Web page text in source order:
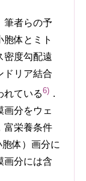
筆者らの予
体とミト
密度勾配遠
ドリア結合
れている6) ．
画分をウェ
富栄養条件
体）画分に
画分には含